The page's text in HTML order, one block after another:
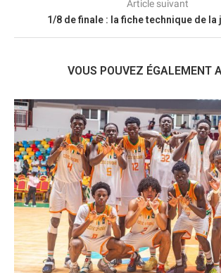
Article suivant
1/8 de finale : la fiche technique de la
VOUS POUVEZ ÉGALEMENT